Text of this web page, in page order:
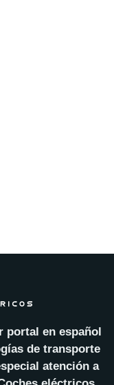
portal en español
de transporte
atención a